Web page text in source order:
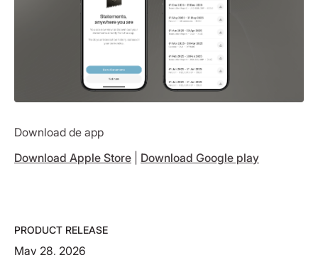
Download de app
Download Apple Store
Download Google play
PRODUCT RELEASE
May 28, 2026